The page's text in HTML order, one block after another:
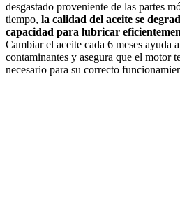
desgastado proveniente de las partes
tiempo, la calidad del aceite se
capacidad para lubricar
Cambiar el aceite cada 6 meses ayuda
contaminantes y asegura que el motor
necesario para su correcto